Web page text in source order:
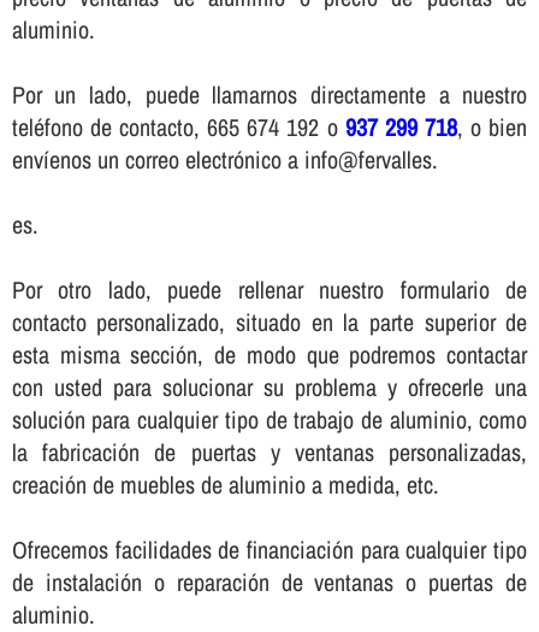
aluminio.
Por un lado, puede llamarnos directamente a nuestro
teléfono de contacto, 665 674 192 o 937 299 718, o bien
enví­enos un correo electrónico a info@fervalles.
es.
Por otro lado, puede rellenar nuestro formulario de
contacto personalizado, situado en la parte superior de
esta misma sección, de modo que podremos contactar
con usted para solucionar su problema y ofrecerle una
solución para cualquier tipo de trabajo de aluminio, como
la fabricación de puertas y ventanas personalizadas,
creación de muebles de aluminio a medida, etc.
Ofrecemos facilidades de financiación para cualquier tipo
de instalación o reparación de ventanas o puertas de
aluminio.